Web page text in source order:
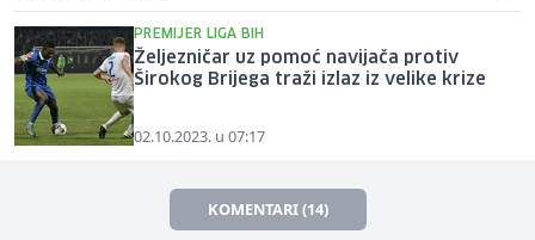
PREMIJER LIGA BIH
Željezničar uz pomoć navijača protiv
Širokog Brijega traži izlaz iz velike krize
02.10.2023. u 07:17
KOMENTARI (14)